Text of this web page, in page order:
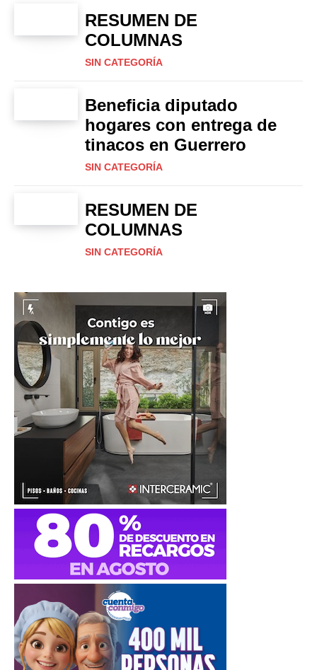
RESUMEN DE
COLUMNAS
SIN CATEGORÍA
Beneficia diputado
hogares con entrega de
tinacos en Guerrero
SIN CATEGORÍA
RESUMEN DE
COLUMNAS
SIN CATEGORÍA